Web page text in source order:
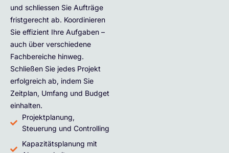
und schliessen Sie Aufträge
fristgerecht ab. Koordinieren
Sie effizient Ihre Aufgaben –
auch über verschiedene
Fachbereiche hinweg.
Schließen Sie jedes Projekt
erfolgreich ab, indem Sie
Zeitplan, Umfang und Budget
einhalten.
Projektplanung,
Steuerung und Controlling
Kapazitätsplanung mit